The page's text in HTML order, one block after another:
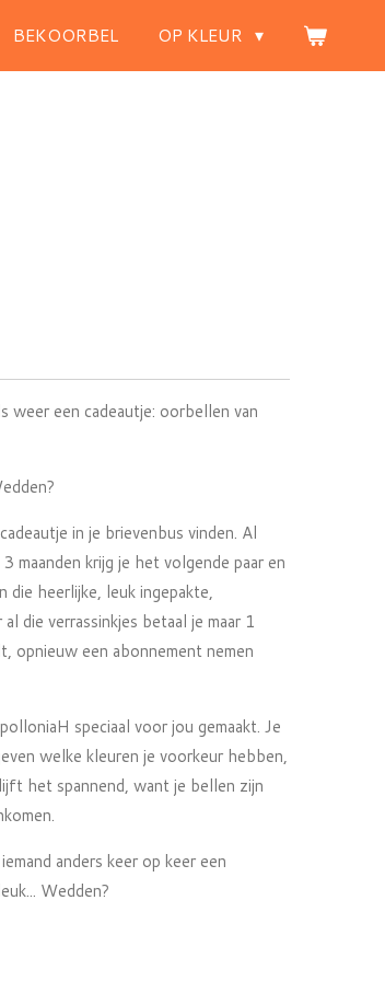
BEKOORBEL OP KLEUR
weer een cadeautje: oorbellen van
in je brievenbus vinden. Al
maanden krijg je het volgende paar en
die heerlijke, leuk ingepakte,
die verrassinkjes betaal je maar 1
opnieuw een abonnement nemen
speciaal voor jou gemaakt. Je
welke kleuren je voorkeur hebben,
het spannend, want je bellen zijn
anders keer op keer een
Wedden?